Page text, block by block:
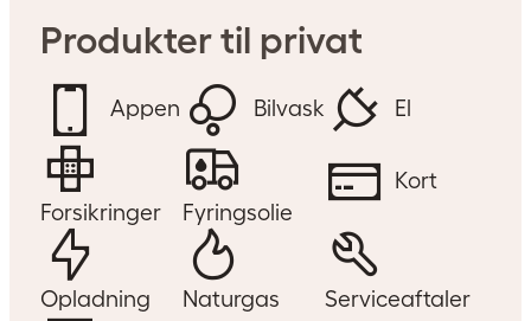
Produkter til privat
Appen Bilvask El
Forsikringer Fyringsolie
Kort
Opladning Naturgas Serviceaftaler